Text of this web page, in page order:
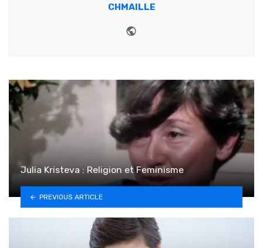
CHMAILLE
Julia Kristeva : Religion et Feminisme
PREVIOUS ARTICLE